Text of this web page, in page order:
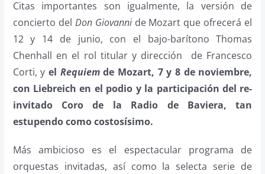
Citas importantes son igualmente, la versión de
concierto del Don Giovanni de Mozart que ofrecerá el
12 y 14 de junio, con el bajo-barítono Thomas
Chenhall en el rol titular y dirección de Francesco
Corti, y el Requiemde Mozart, 7 y 8 de noviembre,
con Liebreich en el podio y la participación del re-
invitado Coro de la Radio de Baviera, tan
estupendo como costosísimo.
Más ambicioso es el espectacular programa de
orquestas invitadas, así como la selecta serie de